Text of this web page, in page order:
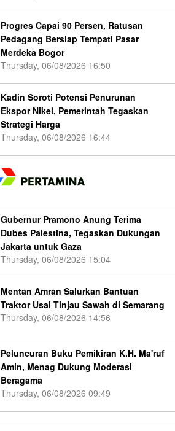
Progres Capai 90 Persen, Ratusan
Pedagang Bersiap Tempati Pasar
Merdeka Bogor
Thursday, 06/08/2026 16:50
Kadin Soroti Potensi Penurunan
Ekspor Nikel, Pemerintah Tegaskan
Strategi Harga
Thursday, 06/08/2026 16:44
Gubernur Pramono Anung Terima
Dubes Palestina, Tegaskan Dukungan
Jakarta untuk Gaza
Thursday, 06/08/2026 15:04
Mentan Amran Salurkan Bantuan
Traktor Usai Tinjau Sawah di Semarang
Thursday, 06/08/2026 14:56
Peluncuran Buku Pemikiran K.H. Ma'ruf
Amin, Menag Dukung Moderasi
Beragama
Thursday, 06/08/2026 09:49